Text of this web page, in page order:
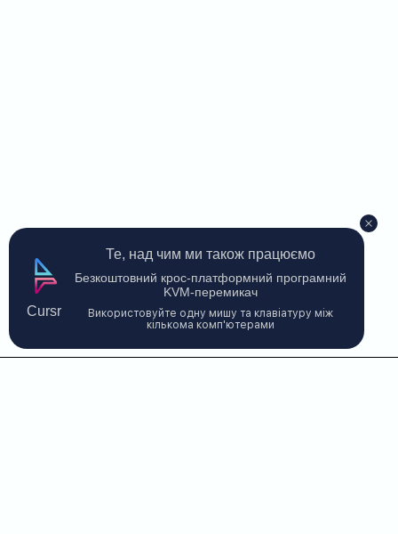
Cursr
Те, над чим ми також працюємо
Безкоштовний крос-платформний програмний
KVM-перемикач
Використовуйте одну мишу та клавіатуру між
кількома комп'ютерами